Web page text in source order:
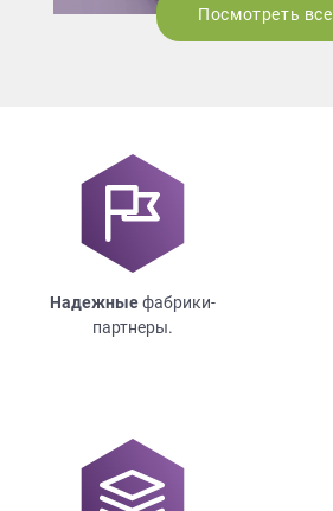
Посмотреть все
Надежныефабрики-
партнеры.